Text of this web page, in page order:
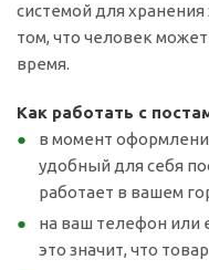
системой для
том, что человек
время.
Как работать с
в момент
удобный для себя
работает в вашем
на ваш телефон или
это значит, что